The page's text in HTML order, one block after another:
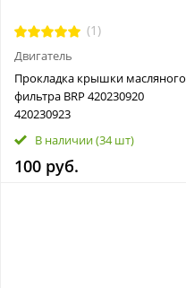
(1)
Двигатель
Прокладка крышки масляного
фильтра BRP 420230920
420230923
В наличии(34 шт)
100 руб.